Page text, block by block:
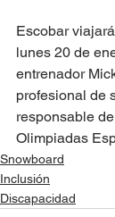
Escobar
lunes 20 de
entrenador
profesional de
responsable
Olimpiadas
Snowboard
Inclusión
Discapacidad